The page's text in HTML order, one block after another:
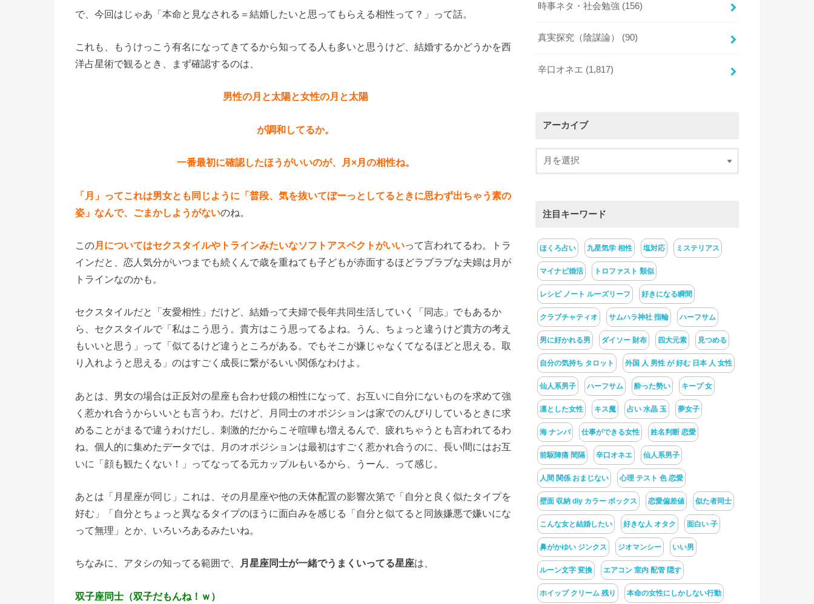
は意
味が
ない
で、今回はじゃあ「本命と見なされる＝結婚したいと思ってもらえる相性って？」って話。
これも、もうけっこう有名になってきてるから知ってる人も多いと思うけど、結婚するかどうかを西
洋占星術で観るとき、まず確認するのは、
男性の月と太陽と女性の月と太陽
が調和してるか。
一番最初に確認したほうがいいのが、月×月の相性ね。
「月」ってこれは男女とも同じように「普段、気を抜いてぼーっとしてるときに思わず出ちゃう素の
姿」なんで、ごまかしようがないのね。
この月についてはセクスタイルやトラインみたいなソフトアスペクトがいいって言われてるわ。トラ
インだと、恋人気分がいつまでも続くんで歳を重ねても子どもが赤面するほどラブラブな夫婦は月が
トラインなのかも。
セクスタイルだと「友愛相性」だけど、結婚って夫婦で長年共同生活していく「同志」でもあるか
ら、セクスタイルで「私はこう思う。貴方はこう思ってるよね。うん、ちょっと違うけど貴方の考え
もいいと思う」って「似てるけど違うところがある。でもそこが嫌じゃなくてなるほどと思える。取
り入れようと思える」のはすごく成長に繋がるいい関係なわけよ。
あとは、男女の場合は正反対の星座も合わせ鏡の相性になって、お互いに自分にないものを求めて強
く惹かれ合うからいいとも言うわ。だけど、月同士のオポジションは家でのんびりしているときに求
めることがまるで違うわけだし、刺激的だからこそ喧嘩も増えるんで、疲れちゃうとも言われてるわ
ね。個人的に集めたデータでは、月のオポジションは最初はすごく惹かれ合うのに、長い間にはお互
いに「顔も観たくない！」ってなってる元カップルもいるから、うーん、って感じ。
あとは「月星座が同じ」これは、その月星座や他の天体配置の影響次第で「自分と良く似たタイプを
好む」「自分とちょっと異なるタイプのほうに面白みを感じる「自分と似てると同族嫌悪で嫌いにな
って無理」とか、いろいろあるみたいね。
ちなみに、アタシの知ってる範囲で、 月星座同士が一緒でうまくいってる星座は、
双子座同士（双子だもんね！ｗ）
時事ネタ・社会勉強 (156)
真実探究（陰謀論） (90)
辛口オネエ (1,817)
アーカイブ
注目キーワード
ほくろ占い 九星気学 相性 塩対応 ミステリアス
マイナビ婚活 トロファスト 類似
レシピ ノート ルーズリーフ 好きになる瞬間
クラブチャティオ サムハラ神社 指輪 ハーフサム
男に好かれる男 ダイソー 財布 四大元素 見つめる
自分の気持ち タロット 外国 人 男性 が 好む 日本 人 女性
仙人系男子 ハーフサム 酔った勢い キープ 女
凛とした女性 キス魔 占い 水晶 玉 夢女子
海 ナンパ 仕事ができる女性 姓名判断 恋愛
前駆陣痛 間隔 辛口オネエ 仙人系男子
人間 関係 おまじない 心理 テスト 色 恋愛
壁面 収納 diy カラー ボックス 恋愛偏差値 似た者同士
こんな女と結婚したい 好きな人 オタク 面白い 子
鼻がかゆい ジンクス ジオマンシー いい男
ルーン文字 変換 エアコン 室内 配管 隠す
ホイップ クリーム 残り 本命の女性にしかしない行動